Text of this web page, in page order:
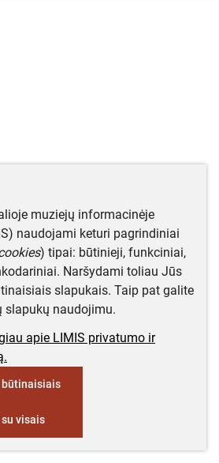
muziejų informacinėje
naudojami keturi pagrindiniai
) tipai: būtinieji, funkciniai,
Naršydami toliau Jūs
slapukais. Taip pat galite
slapukų naudojimu.
apie LIMIS privatumo ir
būtinaisiais
su visais